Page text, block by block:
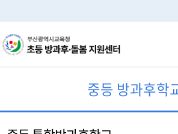
중등 방과후학